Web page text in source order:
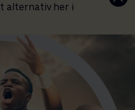
alternativ her i